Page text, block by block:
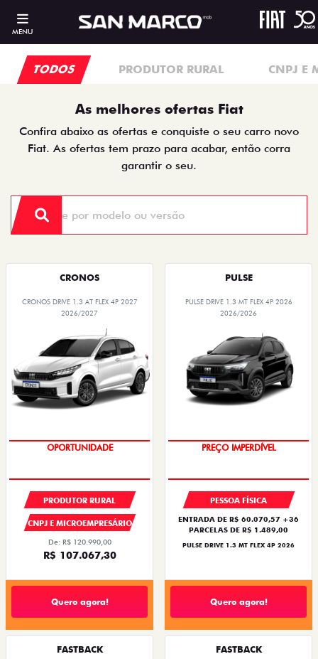
MENU
TODOS PRODUTOR RURAL CNPJ E
As melhores ofertas Fiat
Confira abaixo as ofertas e conquiste o seu carro novo
Fiat. As ofertas tem prazo para acabar, então corra
garantir o seu.
CRONOS
CRONOS DRIVE 1.3 AT FLEX 4P 2027
2026/2027
OPORTUNIDADE
PRODUTOR RURAL
CNPJ E MICROEMPRESÁRIO
De: R$ 120.990,00
R$ 107.067,30
Quero agora!
PULSE
PULSE DRIVE 1.3 MT FLEX 4P 2026
2026/2026
OPORTUNIDADE
PESSOA FÍSICA
ENTRADA DE R$ 60.070,57 +36
PARCELAS DE R$ 1.489,00
PULSE DRIVE 1.3 MT FLEX 4P 2026
Quero agora!
FASTBACK FASTBACK